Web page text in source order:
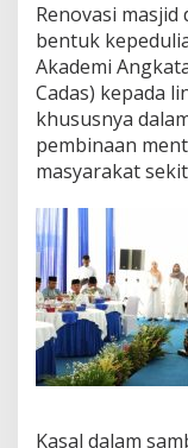
Renovasi
bentuk
Akademi
Cadas) kepada
khususnya
pembinaan
masyarakat
Kasal dalam